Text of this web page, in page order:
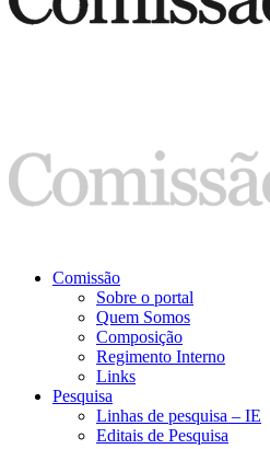
Comissão
Sobre o portal
Quem Somos
Composição
Regimento Interno
Links
Pesquisa
Linhas de pesquisa – IE
Editais de Pesquisa